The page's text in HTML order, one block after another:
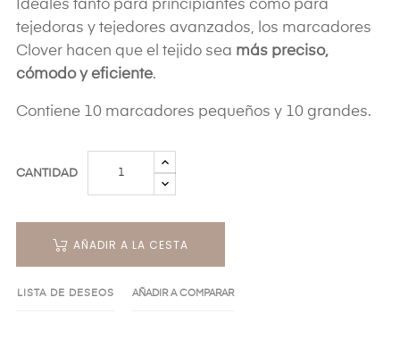
Ideales tanto para principiantes como para
tejedoras y tejedores avanzados, los marcadores
Clover hacen que el tejido sea más preciso,
cómodo y eficiente.
Contiene 10 marcadores pequeños y 10 grandes.
CANTIDAD
AÑADIR A LA CESTA
LISTA DE DESEOS AÑADIR A COMPARAR